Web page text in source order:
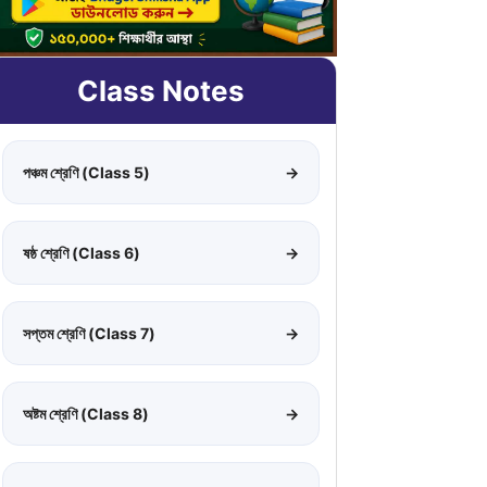
Class Notes
পঞ্চম শ্রেণি (Class 5) →
ষষ্ঠ শ্রেণি (Class 6) →
সপ্তম শ্রেণি (Class 7) →
অষ্টম শ্রেণি (Class 8) →